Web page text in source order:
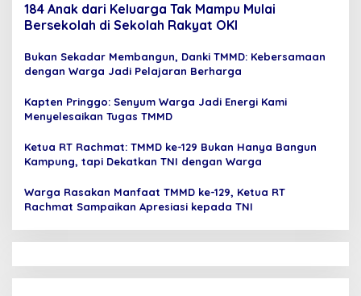
184 Anak dari Keluarga Tak Mampu Mulai
Bersekolah di Sekolah Rakyat OKI
Bukan Sekadar Membangun, Danki TMMD: Kebersamaan
dengan Warga Jadi Pelajaran Berharga
Kapten Pringgo: Senyum Warga Jadi Energi Kami
Menyelesaikan Tugas TMMD
Ketua RT Rachmat: TMMD ke-129 Bukan Hanya Bangun
Kampung, tapi Dekatkan TNI dengan Warga
Warga Rasakan Manfaat TMMD ke-129, Ketua RT
Rachmat Sampaikan Apresiasi kepada TNI